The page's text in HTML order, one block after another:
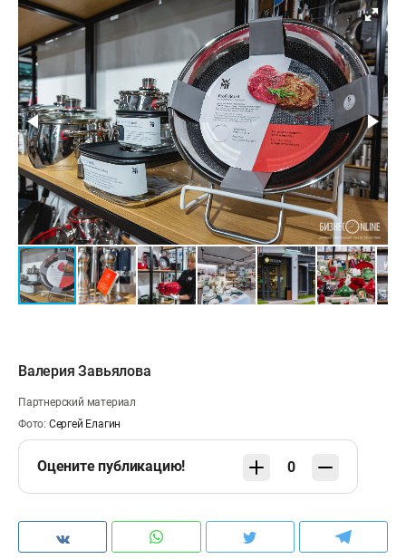
Валерия Завьялова
Партнерский материал
Фото: Сергей Елагин
Оцените публикацию! 0